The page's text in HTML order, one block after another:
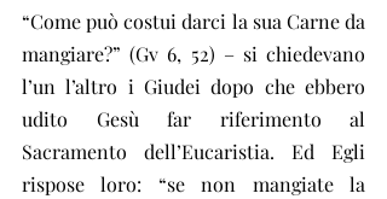
“Come può costui darci la sua Carne da
mangiare?” (Gv 6, 52) – si chiedevano
l’un l’altro i Giudei dopo che ebbero
udito Gesù far riferimento al
Sacramento dell’Eucaristia. Ed Egli
rispose loro: “se non mangiate la